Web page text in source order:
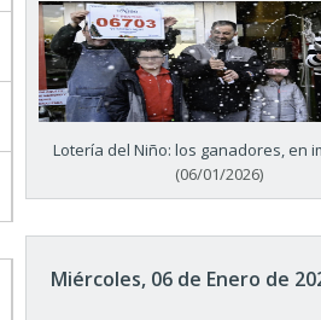
Lotería del Niño: los ganadores, en
(06/01/2026)
Miércoles, 06 de Enero de